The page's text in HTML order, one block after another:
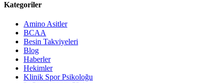
Kategoriler
Amino Asitler
BCAA
Besin Takviyeleri
Blog
Haberler
Hekimler
Klinik Spor Psikoloğu